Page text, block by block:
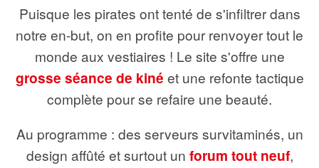
Puisque les pirates ont tenté de s'infiltrer dans
notre en-but, on en profite pour renvoyer tout le
monde aux vestiaires ! Le site s'offre une
grosse séance de kiné et une refonte tactique
complète pour se refaire une beauté.
Au programme : des serveurs survitaminés, un
design affûté et surtout un forum tout neuf,